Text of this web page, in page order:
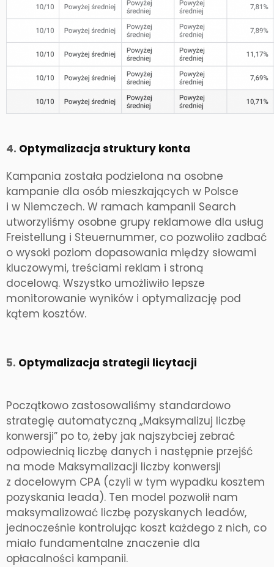
4. Optymalizacja struktury konta
Kampania została podzielona na osobne
kampanie dla osób mieszkających w Polsce
i w Niemczech. W ramach kampanii Search
utworzyliśmy osobne grupy reklamowe dla usług
Freistellung i Steuernummer, co pozwoliło zadbać
o wysoki poziom dopasowania między słowami
kluczowymi, treściami reklam i stroną
docelową. Wszystko umożliwiło lepsze
monitorowanie wyników i optymalizację pod
kątem kosztów.
5. Optymalizacja strategii licytacji
Początkowo zastosowaliśmy standardowo
strategię automatyczną „Maksymalizuj liczbę
konwersji” po to, żeby jak najszybciej zebrać
odpowiednią liczbę danych i następnie przejść
na mode Maksymalizacji liczby konwersji
z docelowym CPA (czyli w tym wypadku kosztem
pozyskania leada). Ten model pozwolił nam
maksymalizować liczbę pozyskanych leadów,
jednocześnie kontrolując koszt każdego z nich, co
miało fundamentalne znaczenie dla
opłacalności kampanii.